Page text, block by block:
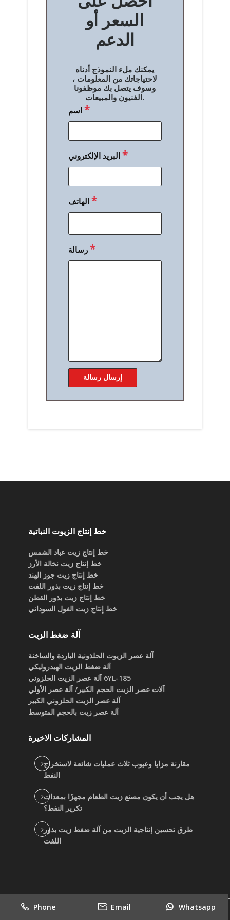
السعر أو
الدعم
يمكنك ملء النموذج أدناه
لاحتياجاتك من المعلومات ،
وسوف يتصل بك موظفونا
الفنيون والمبيعات.
اسم*
البريد الإلكتروني*
الهاتف*
رسالة*
خط إنتاج الزيوت النباتية
خط إنتاج زيت عباد الشمس
خط إنتاج زيت نخالة الأرز
خط إنتاج زيت جوز الهند
خط إنتاج زيت بذور اللفت
خط إنتاج زيت بذور القطن
خط إنتاج زيت الفول السوداني
آلة ضغط الزيت
آلة عصر الزيوت الحلذونية الباردة والساخنة
آلة ضغط الزيت الهيدروليكي
6YL-185 آلة عصر الزيت الحلزوني
آلات عصر الزيت الحجم الكبير/ آلة عصر الأولي
آلة عصر الزيت الحلزوني الكبير
آلة عصر زيت بالحجم المتوسط
المشاركات الاخيرة
مقارنة مزايا وعيوب ثلاث عمليات شائعة لاستخراج
النفط
هل يجب أن يكون مصنع زيت الطعام مجهزًا بمعدات
تكرير النفط؟
طرق تحسين إنتاجية الزيت من آلة ضغط زيت بذور
اللفت
copyright 2022 جيد بيع موردي آلة الزيت النباتي|
Phone Email Whatsapp